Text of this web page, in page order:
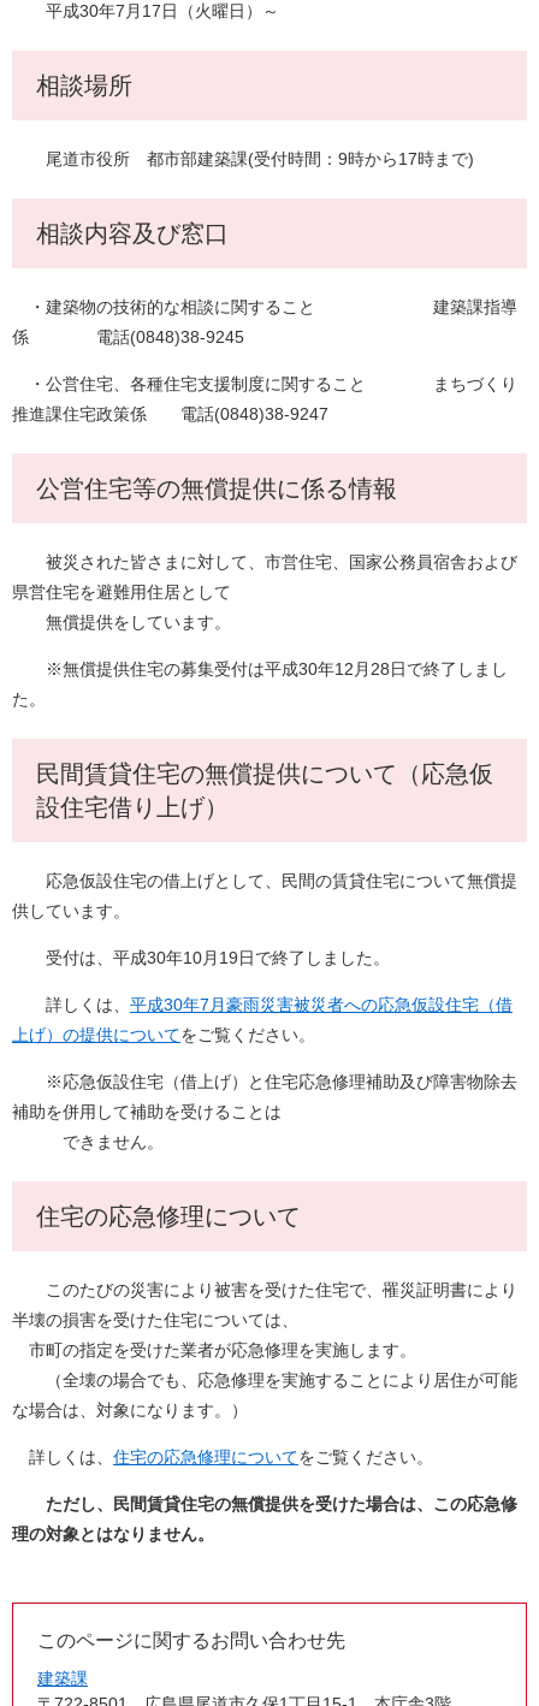
平成30年7月17日（火曜日）～
相談場所
尾道市役所 都市部建築課(受付時間：9時から17時まで)
相談内容及び窓口
・建築物の技術的な相談に関すること 建築課指導
係 電話(0848)38-9245
・公営住宅、各種住宅支援制度に関すること まちづくり
推進課住宅政策係 電話(0848)38-9247
公営住宅等の無償提供に係る情報
被災された皆さまに対して、市営住宅、国家公務員宿舎および
県営住宅を避難用住居として
無償提供をしています。
※無償提供住宅の募集受付は平成30年12月28日で終了しまし
た。
民間賃貸住宅の無償提供について（応急仮
設住宅借り上げ）
応急仮設住宅の借上げとして、民間の賃貸住宅について無償提
供しています。
受付は、平成30年10月19日で終了しました。
詳しくは、 平成30年7月豪雨災害被災者への応急仮設住宅（借
上げ）の提供についてをご覧ください。
※応急仮設住宅（借上げ）と住宅応急修理補助及び障害物除去
補助を併用して補助を受けることは
できません。
住宅の応急修理について
このたびの災害により被害を受けた住宅で、罹災証明書により
半壊の損害を受けた住宅については、
市町の指定を受けた業者が応急修理を実施します。
（全壊の場合でも、応急修理を実施することにより居住が可能
な場合は、対象になります。）
詳しくは、 住宅の応急修理についてをご覧ください。
ただし、民間賃貸住宅の無償提供を受けた場合は、この応急修
理の対象とはなりません。
このページに関するお問い合わせ先
建築課